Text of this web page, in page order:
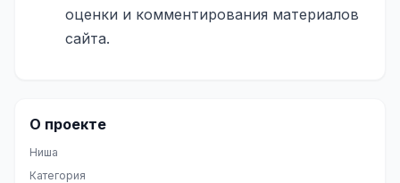
SMM
Telegram
YouTube
оценки и комментирования материалов
сайта.
О проекте
Ниша
Категория